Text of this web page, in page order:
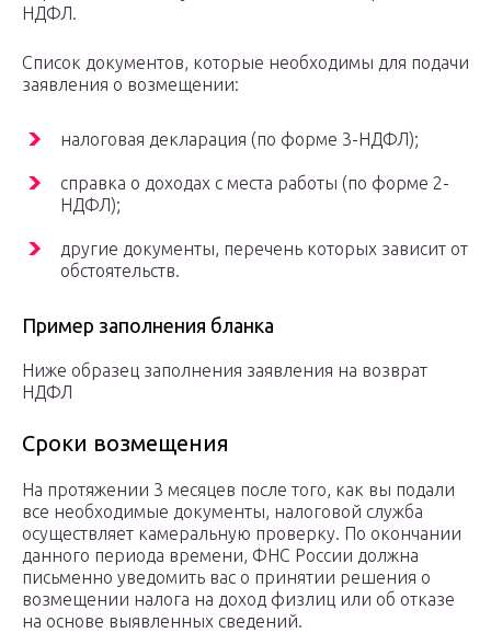
НДФЛ.
Список документов, которые необходимы для подачи
заявления о возмещении:
налоговая декларация (по форме 3-НДФЛ);
справка о доходах с места работы (по форме 2-
НДФЛ);
другие документы, перечень которых зависит от
обстоятельств.
Пример заполнения бланка
Ниже образец заполнения заявления на возврат
НДФЛ
Сроки возмещения
На протяжении 3 месяцев после того, как вы подали
все необходимые документы, налоговой служба
осуществляет камеральную проверку. По окончании
данного периода времени, ФНС России должна
письменно уведомить вас о принятии решения о
возмещении налога на доход физлиц или об отказе
на основе выявленных сведений.